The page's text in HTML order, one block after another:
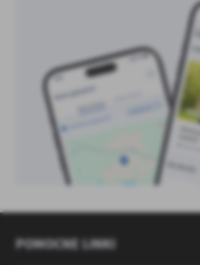
POMOCNE LINKI